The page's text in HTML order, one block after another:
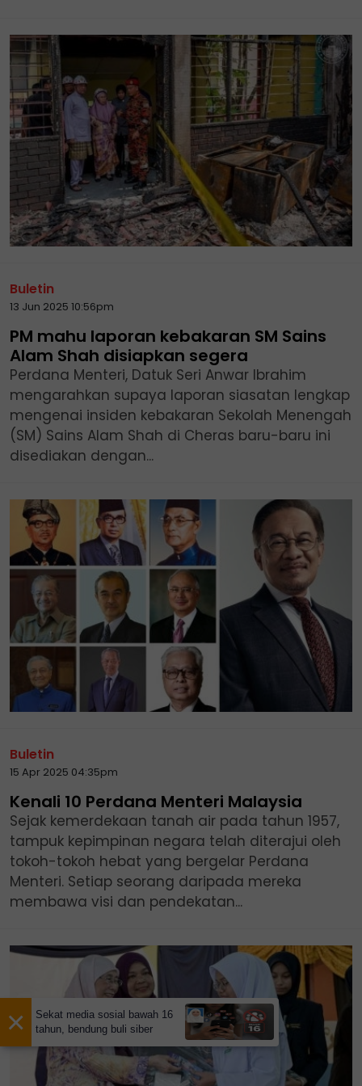
Buletin
13 Jun 2025 10:56pm
PM mahu laporan kebakaran SM Sains
Alam Shah disiapkan segera
Perdana Menteri, Datuk Seri Anwar Ibrahim
mengarahkan supaya laporan siasatan lengkap
mengenai insiden kebakaran Sekolah Menengah
(SM) Sains Alam Shah di Cheras baru-baru ini
disediakan dengan...
Buletin
15 Apr 2025 04:35pm
Kenali 10 Perdana Menteri Malaysia
Sejak kemerdekaan tanah air pada tahun 1957,
tampuk kepimpinan negara telah diterajui oleh
tokoh-tokoh hebat yang bergelar Perdana
Menteri. Setiap seorang daripada mereka
membawa visi dan pendekatan...
×
Sekat media sosial bawah 16
tahun, bendung buli siber